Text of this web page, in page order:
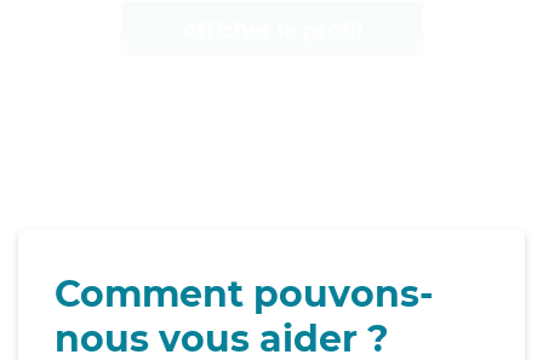
Comment pouvons-
nous vous aider ?